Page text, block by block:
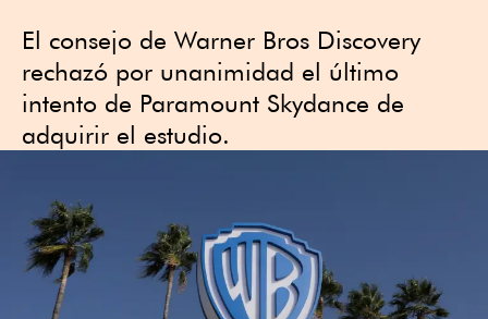
El consejo de Warner Bros Discovery
rechazó por unanimidad ‍el último
intento de Paramount Skydance de
adquirir el estudio.